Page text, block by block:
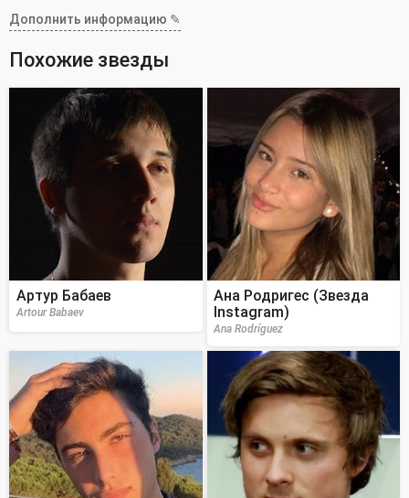
Дополнить информацию ✎
Похожие звезды
Артур Бабаев
Artour Babaev
Ана Родригес (Звезда
Instagram)
Ana Rodríguez